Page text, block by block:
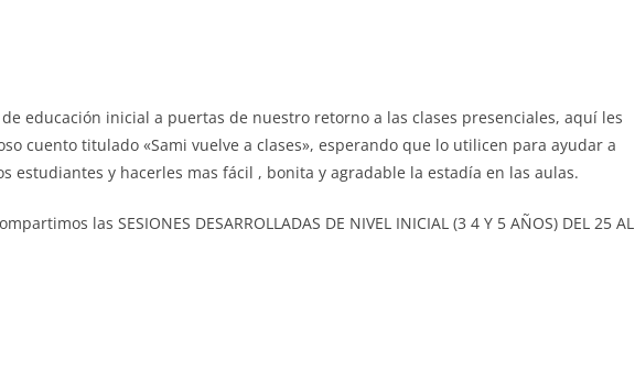
educación inicial a puertas de nuestro retorno a las clases presenciales, aquí les
cuento titulado «Sami vuelve a clases», esperando que lo utilicen para ayudar a
estudiantes y hacerles mas fácil , bonita y agradable la estadía en las aulas.
las SESIONES DESARROLLADAS DE NIVEL INICIAL (3 4 Y 5 AÑOS) DEL 25 AL